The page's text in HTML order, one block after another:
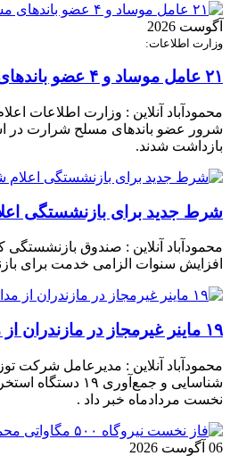
آگوست 2026
وزارت اطلاعات:
۲۱ عامل موساد و ۴ عضو باند‌های مسلح بازداشت شدند
شرور عضو باند‌های مسلح شرارت در
بازداشت شدند.
شرط جدید برای بازنشستگی
محمودآباد آنلاین : صندوق
افزایش سنوات الزامی خدمت برای
۱۹ ماینر غیرمجاز در مازندران از مدار خارج شد
محمودآباد آنلاین : مدیرعامل شرکت
شناسایی و جمع‌آوری
نخست مردادماه خبر داد .
06 آگوست 2026